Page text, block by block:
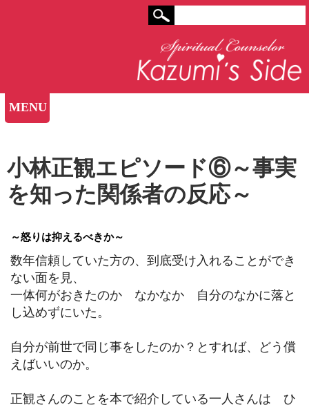
MENU
小林正観エピソード⑥～事実
を知った関係者の反応～
～怒りは抑えるべきか～
数年信頼していた方の、到底受け入れることができ
ない面を見、
一体何がおきたのか なかなか 自分のなかに落と
し込めずにいた。
自分が前世で同じ事をしたのか？とすれば、どう償
えばいいのか。
正観さんのことを本で紹介している一人さんは ひ